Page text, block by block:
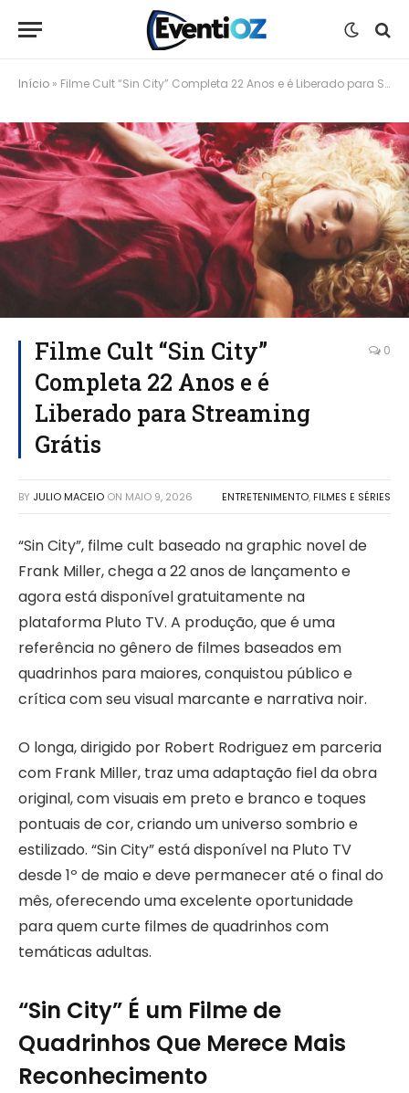
Início » Filme Cult “Sin City” Completa 22 Anos e é Liberado para Streaming Grátis
Filme Cult “Sin City”
Completa 22 Anos e é
Liberado para Streaming
Grátis
0
BY JULIO MACEIO ON MAIO 9, 2026 ENTRETENIMENTO, FILMES E SÉRIES
“Sin City”, filme cult baseado na graphic novel de
Frank Miller, chega a 22 anos de lançamento e
agora está disponível gratuitamente na
plataforma Pluto TV. A produção, que é uma
referência no gênero de filmes baseados em
quadrinhos para maiores, conquistou público e
crítica com seu visual marcante e narrativa noir.
O longa, dirigido por Robert Rodriguez em parceria
com Frank Miller, traz uma adaptação fiel da obra
original, com visuais em preto e branco e toques
pontuais de cor, criando um universo sombrio e
estilizado. “Sin City” está disponível na Pluto TV
desde 1º de maio e deve permanecer até o final do
mês, oferecendo uma excelente oportunidade
para quem curte filmes de quadrinhos com
temáticas adultas.
“Sin City” É um Filme de
Quadrinhos Que Merece Mais
Reconhecimento